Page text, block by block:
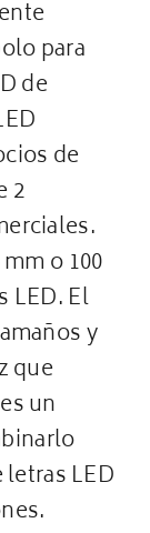
para
de
de
2
o 100
LED. El
y
que
un
LED